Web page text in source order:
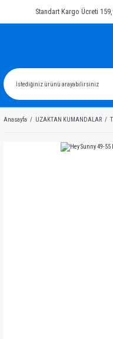
Standart Kargo Ücreti
Anasayfa UZAKTAN KUMANDALAR